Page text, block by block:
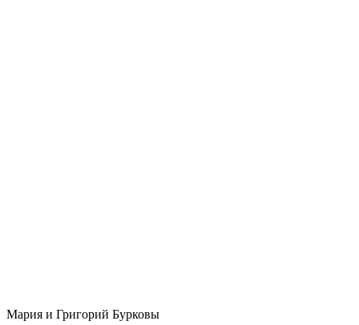
Мария и Григорий Бурковы